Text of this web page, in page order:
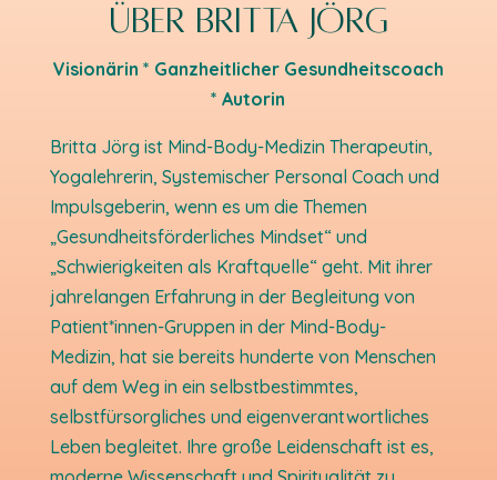
Über Britta Jörg
Visionärin * Ganzheitlicher Gesundheitscoach
* Autorin
Britta Jörg ist Mind-Body-Medizin Therapeutin,
Yogalehrerin, Systemischer Personal Coach und
Impulsgeberin, wenn es um die Themen
„Gesundheitsförderliches Mindset“ und
„Schwierigkeiten als Kraftquelle“ geht. Mit ihrer
jahrelangen Erfahrung in der Begleitung von
Patient*innen-Gruppen in der Mind-Body-
Medizin, hat sie bereits hunderte von Menschen
auf dem Weg in ein selbstbestimmtes,
selbstfürsorgliches und eigenverantwortliches
Leben begleitet. Ihre große Leidenschaft ist es,